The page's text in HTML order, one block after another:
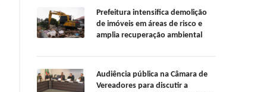
Prefeitura intensifica demolição
de imóveis em áreas de risco e
amplia recuperação ambiental
Audiência pública na Câmara de
Vereadores para discutir a